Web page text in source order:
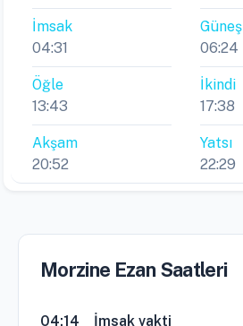
İmsak
04:31
Güneş
06:24
Öğle
13:43
İkindi
17:38
Akşam
20:52
Yatsı
22:29
Morzine Ezan Saatleri
04:14
İmsak vakti